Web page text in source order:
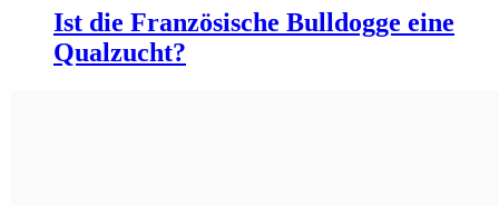
Ist die Französische Bulldogge eine
Qualzucht?